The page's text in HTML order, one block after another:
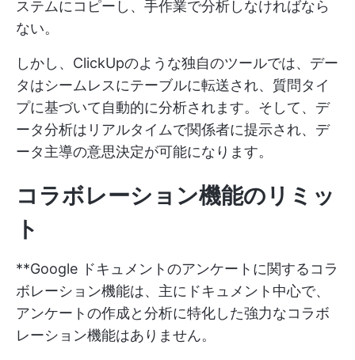
ステムにコピーし、手作業で分析しなければなら
ない。
しかし、ClickUpのような独自のツールでは、デー
タはシームレスにテーブルに転送され、質問タイ
プに基づいて自動的に分析されます。そして、デ
ータ分析はリアルタイムで関係者に提示され、デ
ータ主導の意思決定が可能になります。
コラボレーション機能のリミッ
ト
**Google ドキュメントのアンケートに関するコラ
ボレーション機能は、主にドキュメント中心で、
アンケートの作成と分析に特化した強力なコラボ
レーション機能はありません。